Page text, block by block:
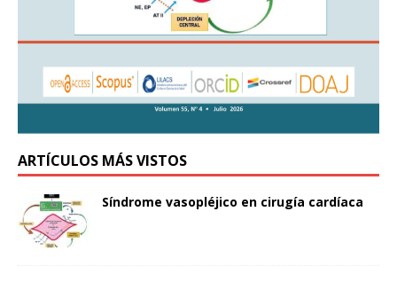
ARTÍCULOS MÁS VISTOS
Síndrome vasopléjico en cirugía cardíaca